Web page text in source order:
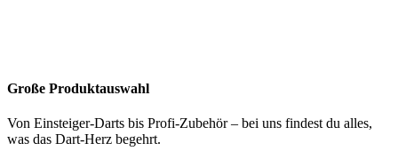
Große Produktauswahl
Von Einsteiger-Darts bis Profi-Zubehör – bei uns findest du alles,
was das Dart-Herz begehrt.